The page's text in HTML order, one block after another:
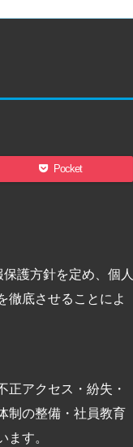
Pocket
護方針を定め、個人
徹底させることによ
アクセス・紛失・
制の整備・社員教育
す。